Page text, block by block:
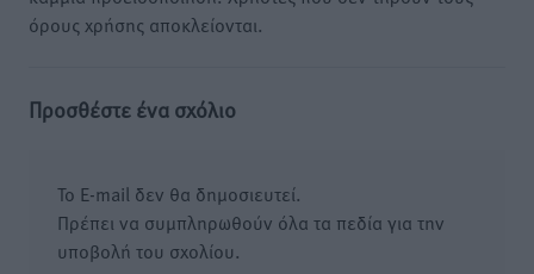
όρους χρήσης αποκλείονται.
Προσθέστε ένα σχόλιο
Το E-mail δεν θα δημοσιευτεί.
Πρέπει να συμπληρωθούν όλα τα πεδία για την
υποβολή του σχολίου.